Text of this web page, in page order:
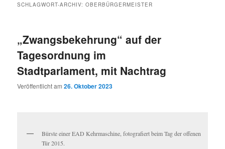
SCHLAGWORT-ARCHIV:OBERBÜRGERMEISTER
„Zwangsbekehrung“ auf der
Tagesordnung im
Stadtparlament, mit Nachtrag
Veröffentlicht am26. Oktober 2023
Bürste einer EAD Kehrmaschine, fotografiert beim Tag der offenen
Tür 2015.